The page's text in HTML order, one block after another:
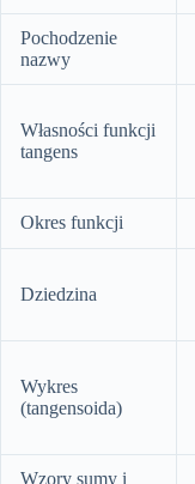
Pochodzenie
nazwy
Własności funkcji
tangens
Okres funkcji
Dziedzina
Wykres
(tangensoida)
Wzory sumy i